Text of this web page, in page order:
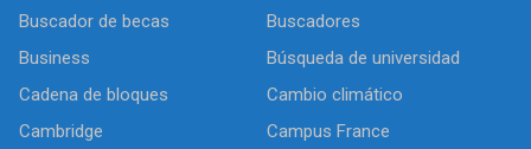
Buscador de becas
Buscadores
Business
Búsqueda de universidad
Cadena de bloques
Cambio climático
Cambridge
Campus France